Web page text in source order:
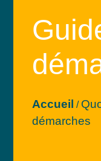
Accueil /
démarches